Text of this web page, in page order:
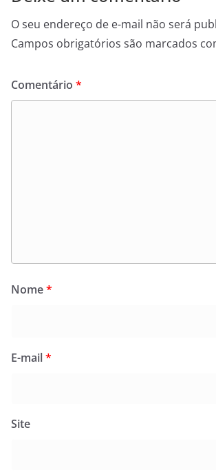
O seu endereço de e-mail não será
Campos obrigatórios são marcados
Comentário *
Nome*
E-mail*
Site